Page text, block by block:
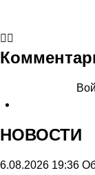
НОВОСТИ
6.08.2026 19:36